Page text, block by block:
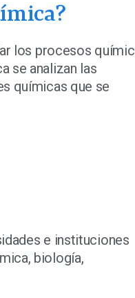
los procesos
se analizan las
químicas que se
e instituciones
biología,